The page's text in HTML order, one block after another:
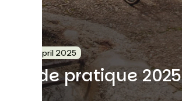
29 April 2025
Guide pratique 2025